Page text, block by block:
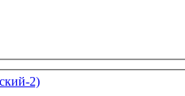
2)